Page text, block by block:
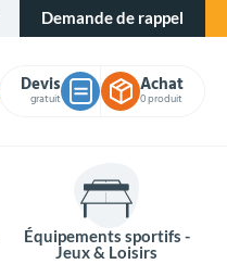
Demande de rappel
Devis
gratuit
Achat
0 produit
Équipements sportifs -
Jeux & Loisirs